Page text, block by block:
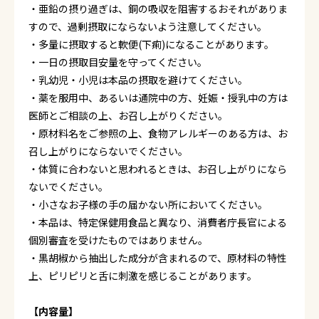
・亜鉛の摂り過ぎは、銅の吸収を阻害するおそれがありま
すので、過剰摂取にならないよう注意してください。
・多量に摂取すると軟便(下痢)になることがあります。
・一日の摂取目安量を守ってください。
・乳幼児・小児は本品の摂取を避けてください。
・薬を服用中、あるいは通院中の方、妊娠・授乳中の方は
医師とご相談の上、お召し上がりください。
・原材料名をご参照の上、食物アレルギーのある方は、お
召し上がりにならないでください。
・体質に合わないと思われるときは、お召し上がりになら
ないでください。
・小さなお子様の手の届かない所においてください。
・本品は、特定保健用食品と異なり、消費者庁長官による
個別審査を受けたものではありません。
・黒胡椒から抽出した成分が含まれるので、原材料の特性
上、ピリピリと舌に刺激を感じることがあります。
【内容量】